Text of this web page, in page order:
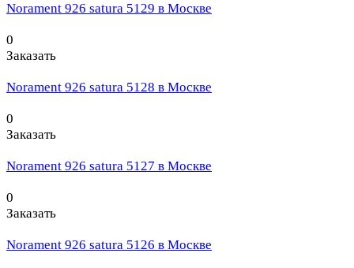
Norament 926 satura 5129 в Москве
0
Заказать
Norament 926 satura 5128 в Москве
0
Заказать
Norament 926 satura 5127 в Москве
0
Заказать
Norament 926 satura 5126 в Москве